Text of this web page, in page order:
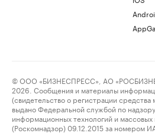
© ООО «БИЗНЕСПРЕСС», АО
2026. Сообщения и материалы
(свидетельство о регистрации
выдано Федеральной службой по
информационных технологий и
(Роскомнадзор) 09.12.2015 за номером